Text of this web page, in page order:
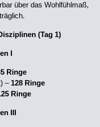
über das Wohlfühlmaß,
(Tag 1)
I
Ringe
– 128 Ringe
Ringe
III